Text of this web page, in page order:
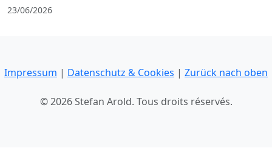
23/06/2026
Impressum | Datenschutz & Cookies | Zurück nach oben
© 2026 Stefan Arold. Tous droits réservés.